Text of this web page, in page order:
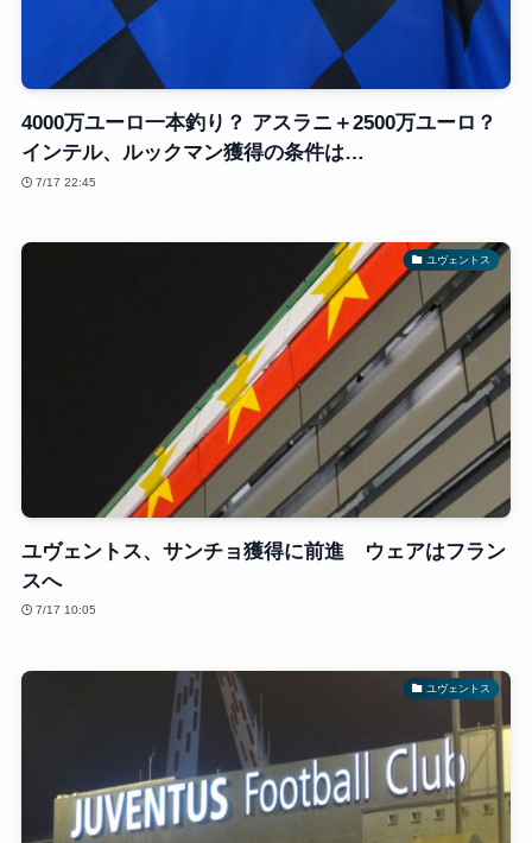
4000万ユーロ一本釣り？ アスラニ＋2500万ユーロ？
インテル、ルックマン獲得の条件は…
7/17 22:45
ユヴェントス
ユヴェントス、サンチョ獲得に前進 ウェアはフラン
スへ
7/17 10:05
ユヴェントス